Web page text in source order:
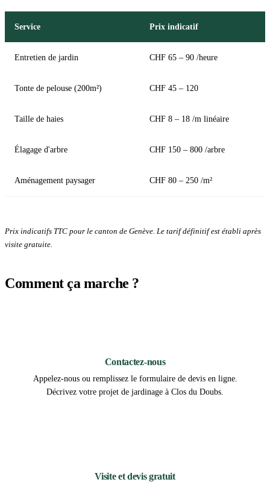
Service Prix indicatif
Entretien de jardin CHF 65 – 90 /heure
Tonte de pelouse (200m²) CHF 45 – 120
Taille de haies CHF 8 – 18 /m linéaire
Élagage d'arbre CHF 150 – 800 /arbre
Aménagement paysager CHF 80 – 250 /m²
Prix indicatifs TTC pour le canton de Genève. Le tarif définitif est établi après
visite gratuite.
Comment ça marche ?
Contactez-nous
Appelez-nous ou remplissez le formulaire de devis en ligne.
Décrivez votre projet de jardinage à Clos du Doubs.
Visite et devis gratuit